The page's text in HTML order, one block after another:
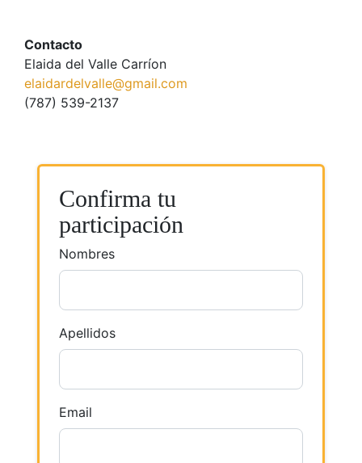
Contacto
Elaida del Valle Carríon
elaidardelvalle@gmail.com
(787) 539-2137
Confirma tu
participación
Nombres
Apellidos
Email